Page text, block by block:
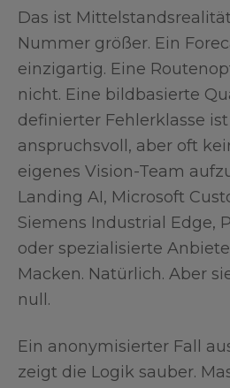
Das ist
Nummer größer. Ein
einzigartig. Eine
nicht. Eine bildbasierte
definierter Fehlerklasse
anspruchsvoll, aber oft
eigenes Vision-Team
Landing AI, Microsoft
Siemens Industrial Edge,
oder spezialisierte
Macken. Natürlich. Aber
null.
Ein anonymisierter Fall
zeigt die Logik sauber.